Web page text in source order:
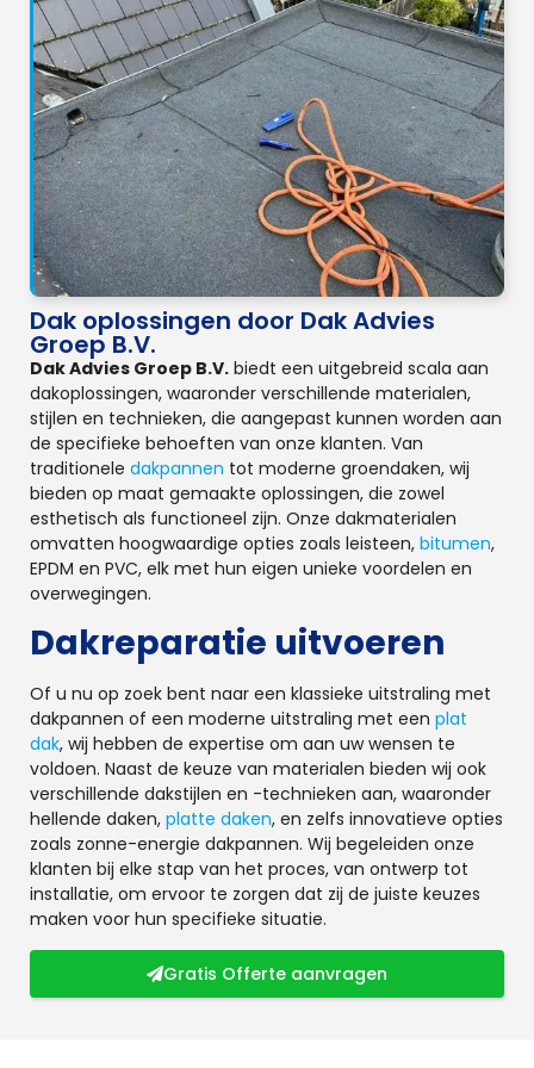
Dak oplossingen door Dak Advies
Groep B.V.
Dak Advies Groep B.V. biedt een uitgebreid scala aan
dakoplossingen, waaronder verschillende materialen,
stijlen en technieken, die aangepast kunnen worden aan
de specifieke behoeften van onze klanten. Van
traditionele dakpannen tot moderne groendaken, wij
bieden op maat gemaakte oplossingen, die zowel
esthetisch als functioneel zijn. Onze dakmaterialen
omvatten hoogwaardige opties zoals leisteen, bitumen,
EPDM en PVC, elk met hun eigen unieke voordelen en
overwegingen.
Dakreparatie uitvoeren
Of u nu op zoek bent naar een klassieke uitstraling met
dakpannen of een moderne uitstraling met een plat
dak, wij hebben de expertise om aan uw wensen te
voldoen. Naast de keuze van materialen bieden wij ook
verschillende dakstijlen en -technieken aan, waaronder
hellende daken, platte daken, en zelfs innovatieve opties
zoals zonne-energie dakpannen. Wij begeleiden onze
klanten bij elke stap van het proces, van ontwerp tot
installatie, om ervoor te zorgen dat zij de juiste keuzes
maken voor hun specifieke situatie.
Gratis Offerte aanvragen